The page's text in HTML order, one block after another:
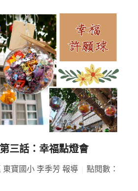
三話：幸福點燈會
東寶國小 李季芳 報導
點閱數：